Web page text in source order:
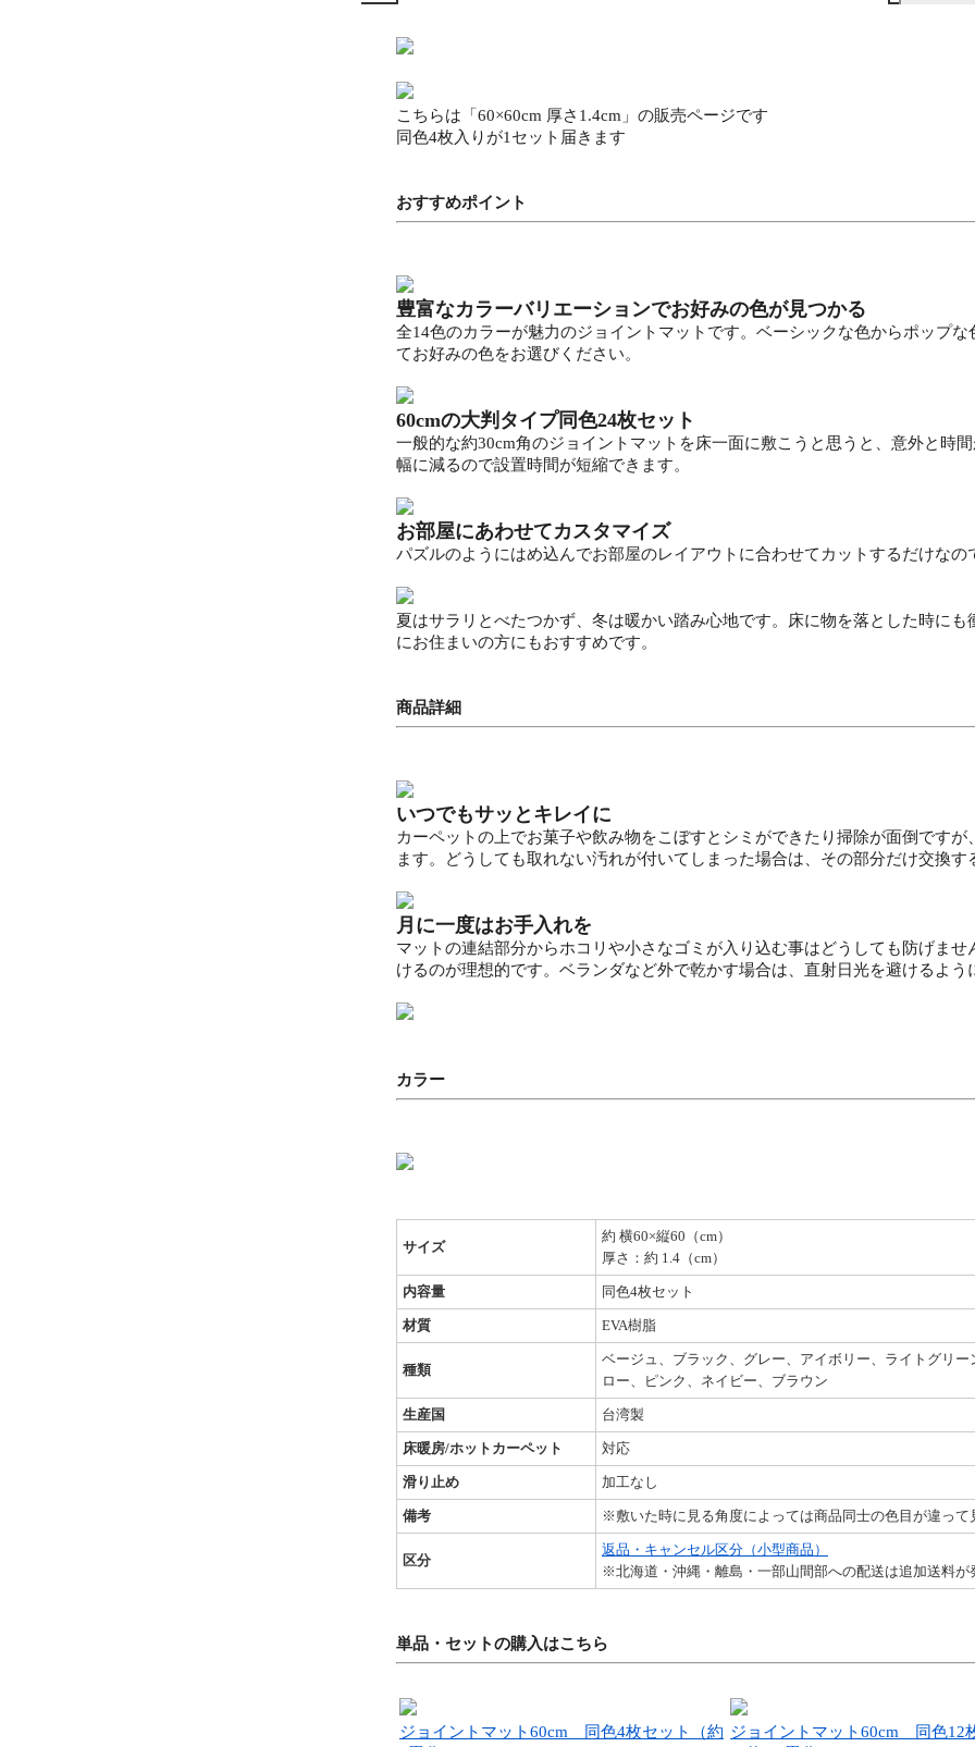
こちらは「60×60cm 厚さ1.4cm」の販売ページです
同色4枚入りが1セット届きます
おすすめポイント
豊富なカラーバリエーションでお好みの色が見つかる
全14色のカラーが魅力のジョイントマットです。ベーシックな色からポップ
てお好みの色をお選びください。
60cmの大判タイプ同色24枚セット
一般的な約30cm角のジョイントマットを床一面に敷こうと思うと、意外と時
幅に減るので設置時間が短縮できます。
お部屋にあわせてカスタマイズ
パズルのようにはめ込んでお部屋のレイアウトに合わせてカットするだけな
夏はサラリとべたつかず、冬は暖かい踏み心地です。床に物を落とした時に
にお住まいの方にもおすすめです。
商品詳細
いつでもサッとキレイに
カーペットの上でお菓子や飲み物をこぼすとシミができたり掃除が面倒です
ます。どうしても取れない汚れが付いてしまった場合は、その部分だけ交換す
月に一度はお手入れを
マットの連結部分からホコリや小さなゴミが入り込む事はどうしても防げま
けるのが理想的です。ベランダなど外で乾かす場合は、直射日光を避けるよう
カラー
サイズ
約 横60×縦60（cm）
厚さ：約 1.4（cm）
内容量 同色4枚セット
材質 EVA樹脂
種類
ベージュ、ブラック、グレー、アイボリー、ライトグリ
ロー、ピンク、ネイビー、ブラウン
生産国 台湾製
床暖房/ホットカーペット 対応
滑り止め 加工なし
備考 ※敷いた時に見る角度によっては商品同士の色目が違って
区分
返品・キャンセル区分（小型商品）
※北海道・沖縄・離島・一部山間部への配送は追加送料が
単品・セットの購入はこちら
ジョイントマット60cm 同色4枚セット（約 ジョイントマット60cm 同色12